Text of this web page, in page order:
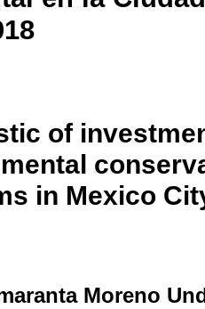
of
in Mexico
Moreno